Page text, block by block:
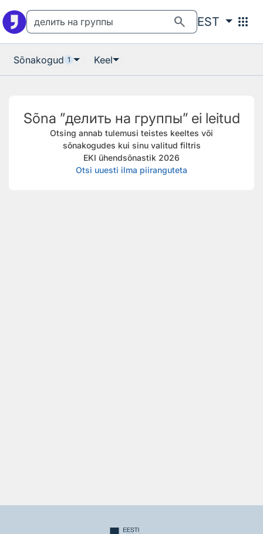
search EST apps
Sõnakogud 1 Keel
Sõna ”делить на группы” ei leitud
Otsing annab tulemusi teistes keeltes või
sõnakogudes kui sinu valitud filtris
EKI ühendsõnastik 2026
Otsi uuesti ilma piiranguteta